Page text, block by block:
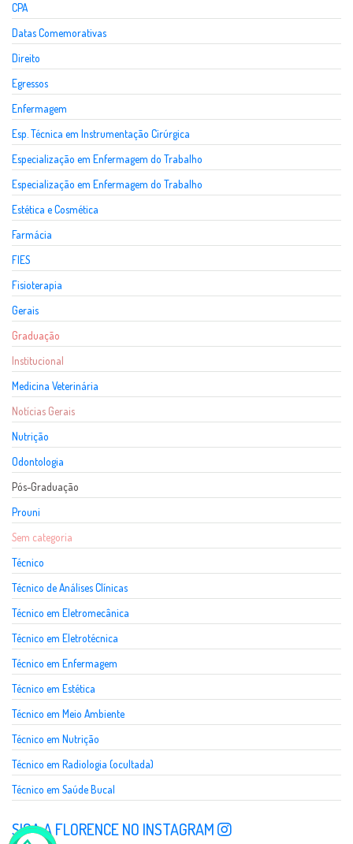
CPA
Datas Comemorativas
Direito
Egressos
Enfermagem
Esp. Técnica em Instrumentação Cirúrgica
Especialização em Enfermagem do Trabalho
Especialização em Enfermagem do Trabalho
Estética e Cosmética
Farmácia
FIES
Fisioterapia
Gerais
Graduação
Institucional
Medicina Veterinária
Notícias Gerais
Nutrição
Odontologia
Pós-Graduação
Prouni
Sem categoria
Técnico
Técnico de Análises Clínicas
Técnico em Eletromecânica
Técnico em Eletrotécnica
Técnico em Enfermagem
Técnico em Estética
Técnico em Meio Ambiente
Técnico em Nutrição
Técnico em Radiologia (ocultada)
Técnico em Saúde Bucal
SIGA A FLORENCE NO INSTAGRAM